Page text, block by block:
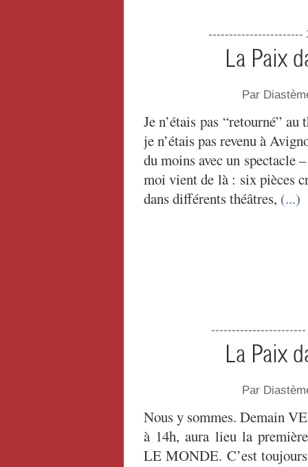
-----------------------
La Paix
Par
Je n’étais pas “retourné” au
je n’étais pas revenu à
du moins avec un spectacle
moi vient de là : six pièces
dans différents théâtres, (...)
La Paix
Par
Nous y sommes. Demain
à 14h, aura lieu la
LE MONDE. C’est